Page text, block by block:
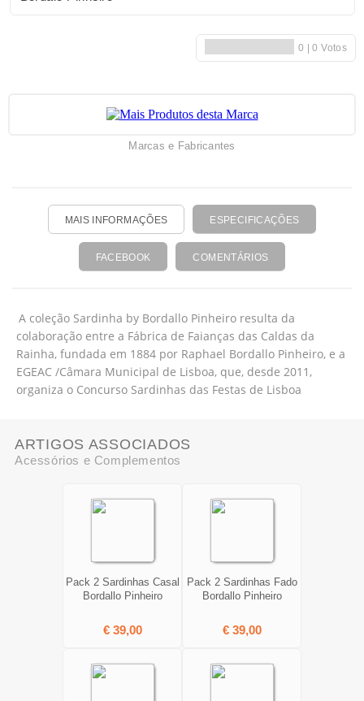
Marcas e Fabricantes
MAIS INFORMAÇÕES ESPECIFICAÇÕES
FACEBOOK COMENTÁRIOS
A coleção Sardinha by Bordallo Pinheiro resulta da
colaboração entre a Fábrica de Faianças das Caldas da
Rainha, fundada em 1884 por Raphael Bordallo Pinheiro, e a
EGEAC /Câmara Municipal de Lisboa, que, desde 2011,
organiza o Concurso Sardinhas das Festas de Lisboa
ARTIGOS ASSOCIADOS
Acessórios e Complementos
Pack 2 Sardinhas Casal
Bordallo Pinheiro
€ 39,00
Pack 2 Sardinhas Fado
Bordallo Pinheiro
€ 39,00